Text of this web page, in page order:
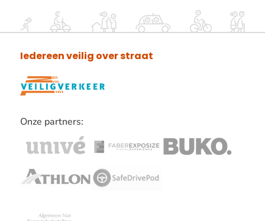
Iedereen veilig over straat
Onze partners:
Lees
verder
over